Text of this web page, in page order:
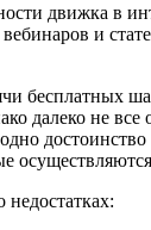
движка в
вебинаров и
бесплатных
далеко не все